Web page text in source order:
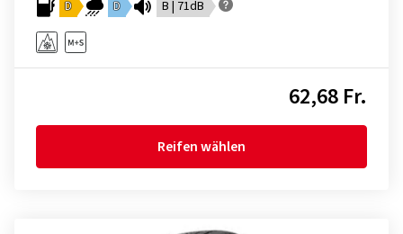
D D B | 71dB
62,68 Fr.
Reifen wählen